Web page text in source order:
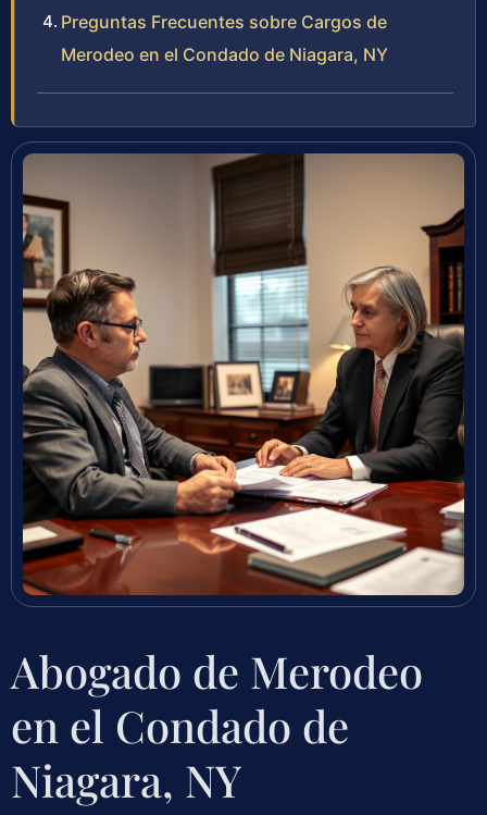
Preguntas Frecuentes sobre Cargos de
Merodeo en el Condado de Niagara, NY
Abogado de Merodeo
en el Condado de
Niagara, NY